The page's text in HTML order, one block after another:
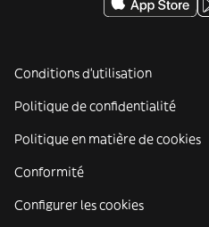
Conditions d'utilisation
Politique de confidentialité
Politique en matière de cookies
Conformité
Configurer les cookies